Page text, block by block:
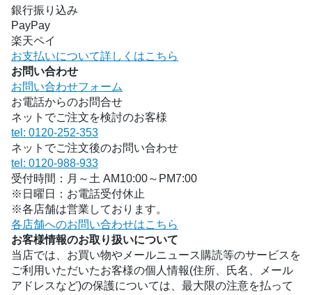
銀行振り込み
PayPay
楽天ペイ
お支払いについて詳しくはこちら
お問い合わせ
お問い合わせフォーム
お電話からのお問合せ
ネットでご注文を検討のお客様
tel: 0120-252-353
ネットでご注文後のお問い合わせ
tel: 0120-988-933
受付時間：月～土 AM10:00～PM7:00
※日曜日：お電話受付休止
※各店舗は営業しております。
各店舗へのお問い合わせはこちら
お客様情報のお取り扱いについて
当店では、お買い物やメールニュース購読等のサービスを
ご利用いただいたお客様の個人情報(住所、氏名、メール
アドレスなど)の保護については、最大限の注意を払って